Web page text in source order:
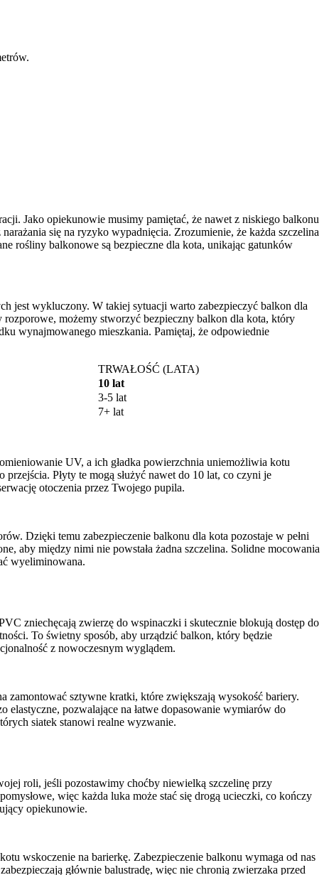
Jako opiekunowie musimy pamiętać, że nawet z niskiego balkonu
się na ryzyko wypadnięcia. Zrozumienie, że każda szczelina
rośliny balkonowe są bezpieczne dla kota, unikając gatunków
jest wykluczony. W takiej sytuacji warto zabezpieczyć balkon dla
możemy stworzyć bezpieczny balkon dla kota, który
wynajmowanego mieszkania. Pamiętaj, że odpowiednie
TRWAŁOŚĆ (LATA)
10 lat
3-5 lat
7+ lat
UV, a ich gładka powierzchnia uniemożliwia kotu
Płyty te mogą służyć nawet do 10 lat, co czyni je
otoczenia przez Twojego pupila.
Dzięki temu zabezpieczenie balkonu dla kota pozostaje w pełni
aby między nimi nie powstała żadna szczelina. Solidne mocowania
wyeliminowana.
zniechęcają zwierzę do wspinaczki i skutecznie blokują dostęp do
To świetny sposób, aby urządzić balkon, który będzie
z nowoczesnym wyglądem.
zamontować sztywne kratki, które zwiększają wysokość bariery.
elastyczne, pozwalające na łatwe dopasowanie wymiarów do
siatek stanowi realne wyzwanie.
roli, jeśli pozostawimy choćby niewielką szczelinę przy
więc każda luka może stać się drogą ucieczki, co kończy
opiekunowie.
wskoczenie na barierkę. Zabezpieczenie balkonu wymaga od nas
głównie balustradę, więc nie chronią zwierzaka przed